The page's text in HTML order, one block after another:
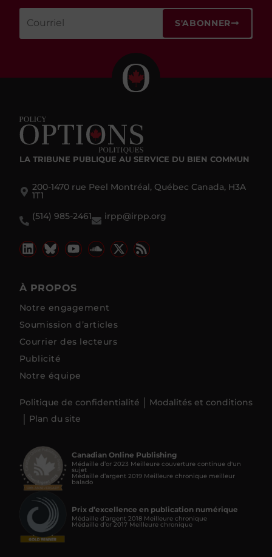
S'ABONNER
LA TRIBUNE PUBLIQUE AU SERVICE DU BIEN COMMUN
200-1470 rue Peel Montréal, Québec Canada, H3A
1T1
(514) 985-2461
irpp@irpp.org
À PROPOS
Notre engagement
Soumission d’articles
Courrier des lecteurs
Publicité
Notre équipe
Politique de confidentialité
Modalités et conditions
Plan du site
Canadian Online Publishing
Médaille d’or 2023 Meilleure couverture continue d'un
sujet
Médaille d’argent 2019 Meilleure chronique meilleur
balado
Prix d’excellence en publication numérique
Médaille d’argent 2018 Meilleure chronique
Médaille d’or 2017 Meilleure chronique